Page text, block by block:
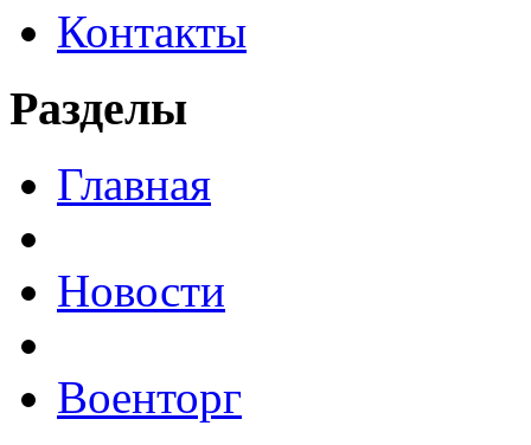
Контакты
Разделы
Главная
Новости
Военторг